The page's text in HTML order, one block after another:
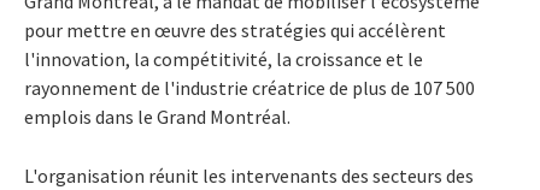
pour mettre en œuvre des stratégies qui accélèrent
l'innovation, la compétitivité, la croissance et le
rayonnement de l'industrie créatrice de plus de 107 500
emplois dans le Grand Montréal.
L'organisation réunit les intervenants des secteurs des